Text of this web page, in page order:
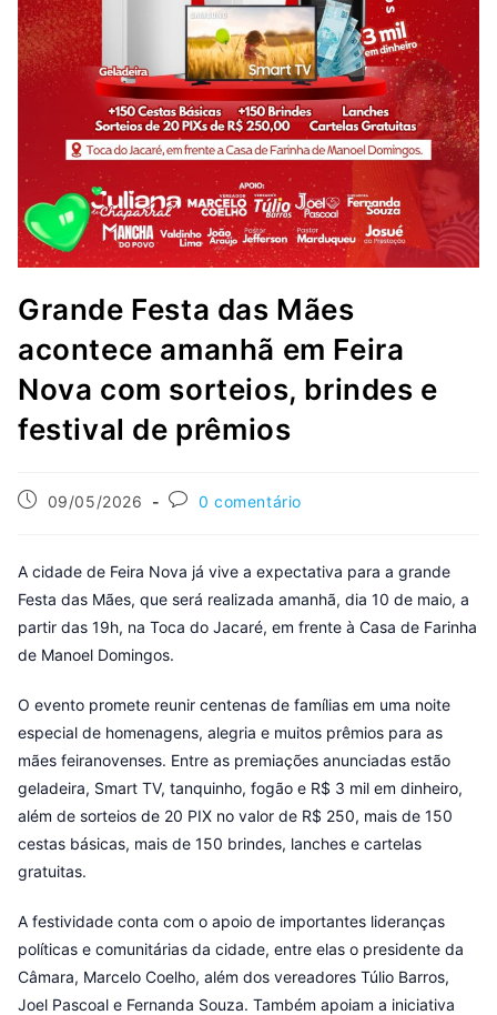
Grande Festa das Mães
acontece amanhã em Feira
Nova com sorteios, brindes e
festival de prêmios
09/05/2026 0 comentário
A cidade de Feira Nova já vive a expectativa para a grande
Festa das Mães, que será realizada amanhã, dia 10 de maio, a
partir das 19h, na Toca do Jacaré, em frente à Casa de Farinha
de Manoel Domingos.
O evento promete reunir centenas de famílias em uma noite
especial de homenagens, alegria e muitos prêmios para as
mães feiranovenses. Entre as premiações anunciadas estão
geladeira, Smart TV, tanquinho, fogão e R$ 3 mil em dinheiro,
além de sorteios de 20 PIX no valor de R$ 250, mais de 150
cestas básicas, mais de 150 brindes, lanches e cartelas
gratuitas.
A festividade conta com o apoio de importantes lideranças
políticas e comunitárias da cidade, entre elas o presidente da
Câmara, Marcelo Coelho, além dos vereadores Túlio Barros,
Joel Pascoal e Fernanda Souza. Também apoiam a iniciativa